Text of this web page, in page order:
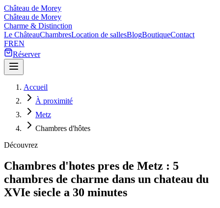
Château de Morey
Château de Morey
Charme & Distinction
Le ChâteauChambresLocation de sallesBlogBoutiqueContact
FREN
Réserver
Accueil
À proximité
Metz
Chambres d'hôtes
Découvrez
Chambres d'hotes pres de Metz : 5
chambres de charme dans un chateau du
XVIe siecle a 30 minutes